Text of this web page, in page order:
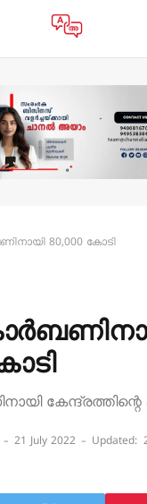
80,000 കോടി
കേന്ദ്രത്തിന്റെ
21 July 2022 Updated: